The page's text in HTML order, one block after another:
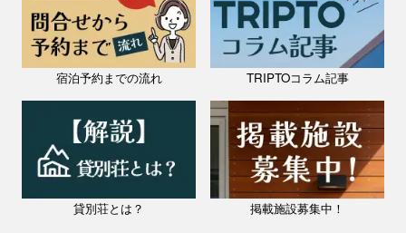
宿泊予約までの流れ TRIPTOコラム記事
貸別荘とは？ 掲載施設募集中！